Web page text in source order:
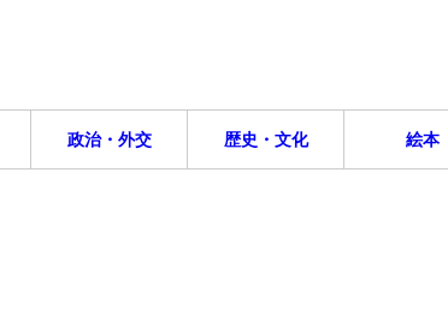
政治・外交 歴史・文化 絵本